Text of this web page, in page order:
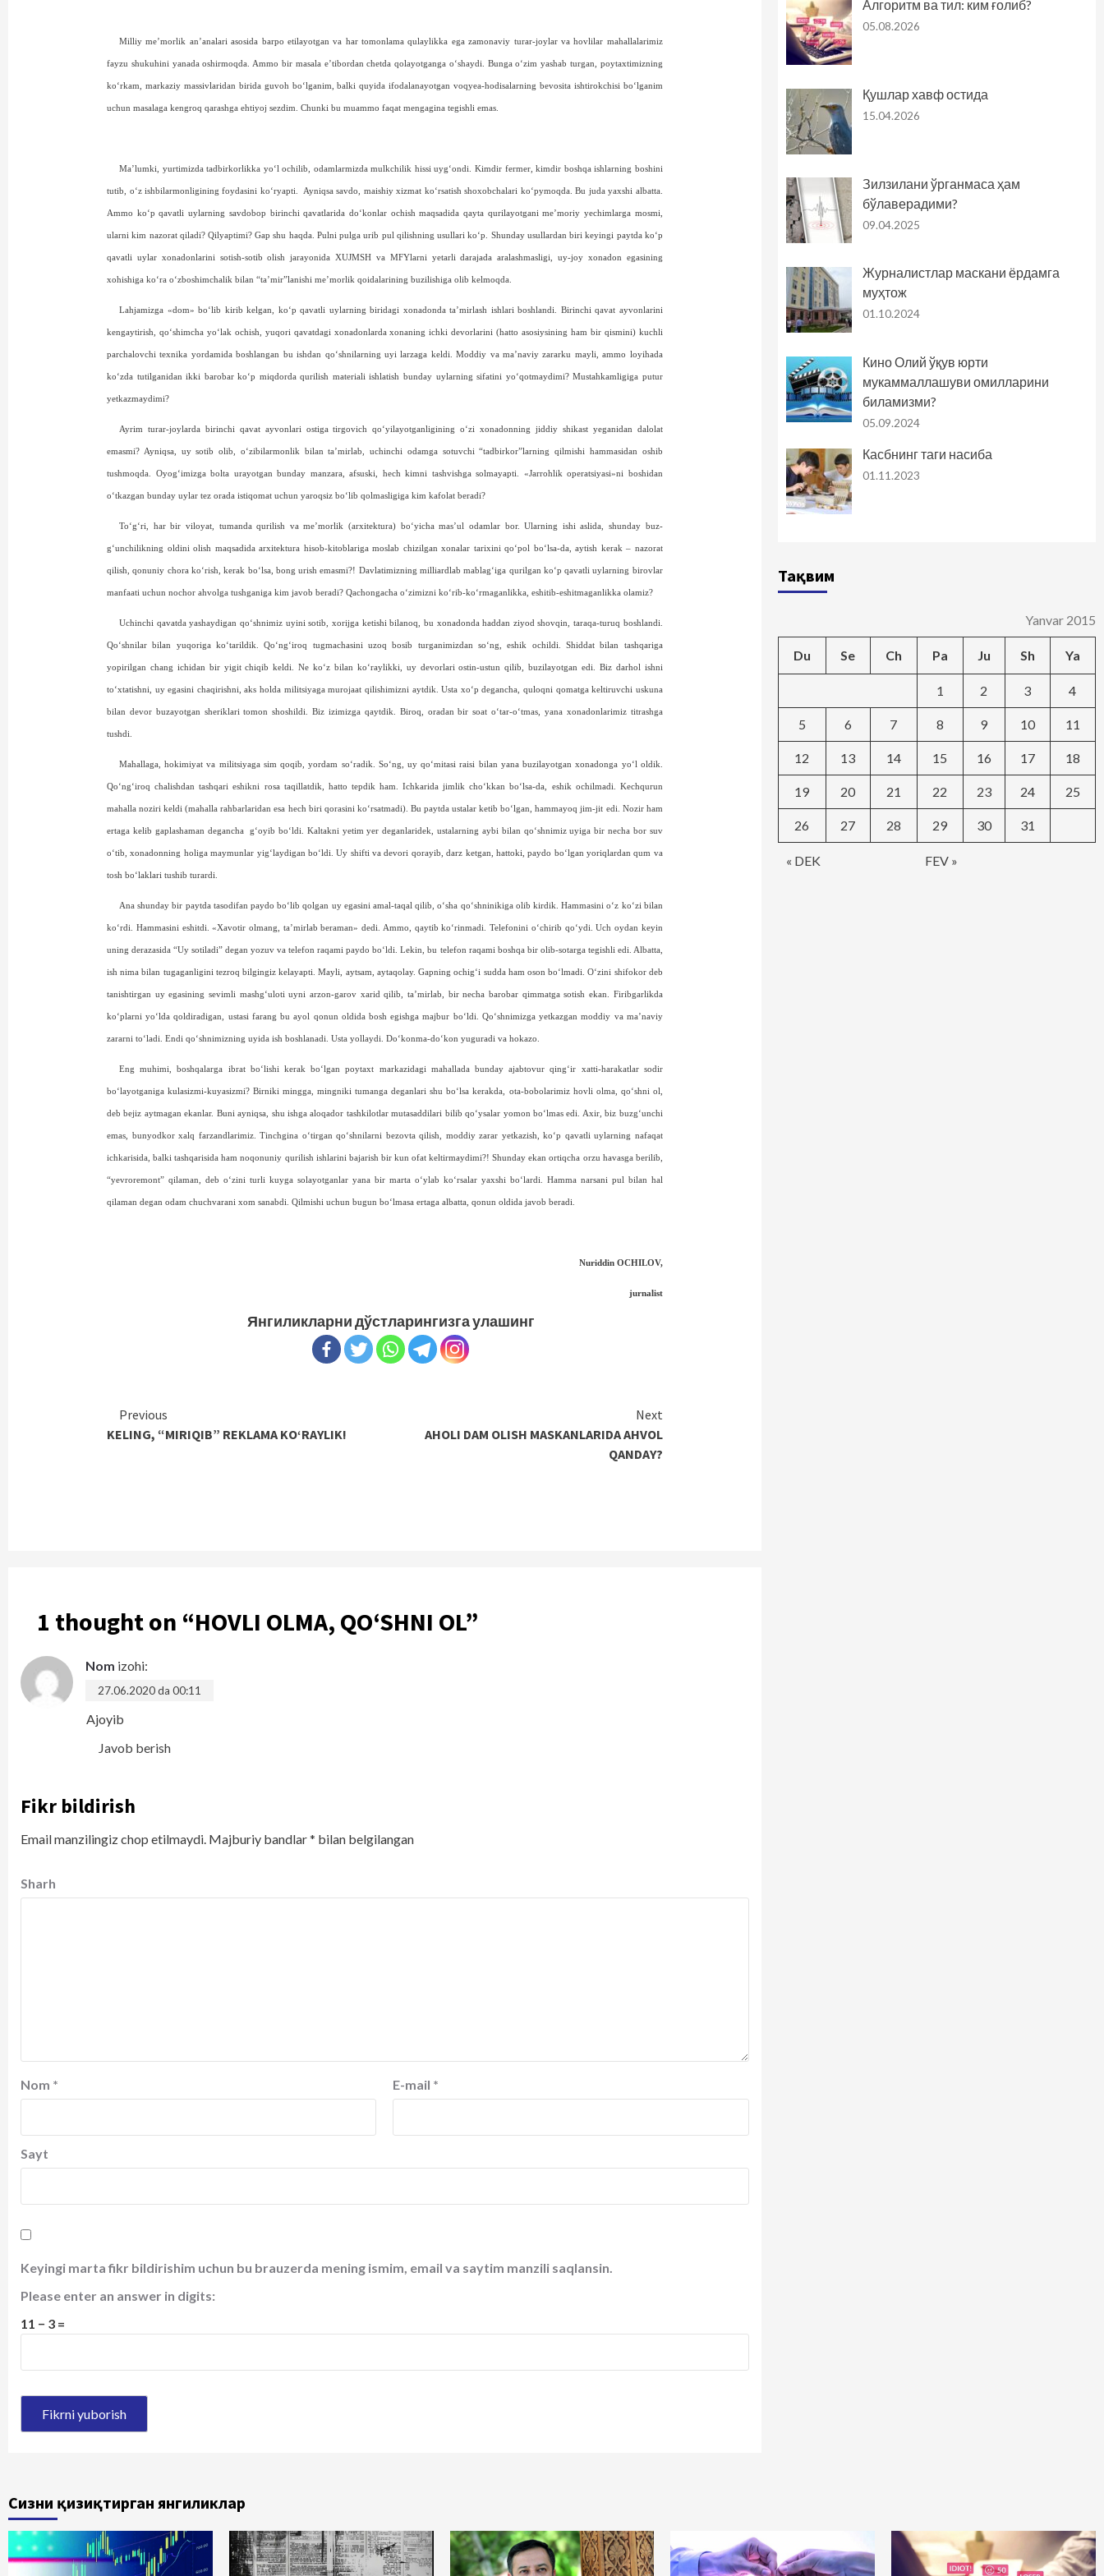
Milliy me’morlik an’analari asosida barpo etilayotgan va har tomonlama qulaylikka ega zamonaviy turar-joylar va hovlilar mahallalarimiz
fayzu shukuhini yanada oshirmoqda. Ammo bir masala e’tibordan chetda qolayotganga o‘shaydi. Bunga o‘zim yashab turgan, poytaxtimizning
ko‘rkam, markaziy massivlaridan birida guvoh bo‘lganim, balki quyida ifodalanayotgan voqyea-hodisalarning bevosita ishtirokchisi bo‘lganim
uchun masalaga keng­roq qarashga ehtiyoj sezdim. Chunki bu muammo faqat mengagina tegishli emas.
Ma’lumki, yurtimizda tadbirkorlikka yo‘l ochilib, odamlarmizda mulkchilik hissi uyg‘ondi. Kimdir fermer, kimdir boshqa ishlarning boshini
tutib, o‘z ishbilarmonligining foydasini ko‘ryapti. Ayniqsa savdo, maishiy xizmat ko‘rsatish shoxobchalari ko‘pymoqda. Bu juda yaxshi albatta.
Ammo ko‘p qavatli uylarning savdobop birinchi qavatlarida do‘konlar ochish maqsadida qayta qurilayotgani me’moriy yechimlarga mosmi,
ularni kim nazorat qiladi? Qilyaptimi? Gap shu haqda. Pulni pulga urib pul qilishning usullari ko‘p. Shunday usullardan biri keyingi paytda ko‘p
qavatli uylar xonadonlarini sotish-sotib olish jarayonida XUJMSH va MFYlarni yetarli darajada aralashmasligi, uy-joy xonadon egasining
xohishiga ko‘ra o‘zboshimchalik bilan “ta’mir”lanishi me’morlik qoidalarining buzilishiga olib kelmoqda.
Lahjamizga «dom» bo‘lib kirib kelgan, ko‘p qavatli uylarning biridagi xonadonda ta’mirlash ishlari boshlandi. Birinchi qavat ayvonlarini
kengaytirish, qo‘shimcha yo‘lak ochish, yuqori qavatdagi xonadonlarda xonaning ichki devorlarini (hatto asosiysining ham bir qismini) kuchli
parchalovchi texnika yordamida boshlangan bu ishdan qo‘shnilarning uyi larzaga keldi. Moddiy va ma’naviy zararku mayli, ammo loyihada
ko‘zda tutilganidan ikki barobar ko‘p miqdorda qurilish materiali ishlatish bunday uylarning sifatini yo‘qotmaydimi? Mustahkamligiga putur
yetkazmaydimi?
Ayrim turar-joylarda birinchi qavat ayvonlari ostiga tirgovich qo‘yilayotganligining o‘zi xonadonning jiddiy shikast yeganidan dalolat
emasmi? Ayniqsa, uy sotib olib, o‘zibilarmonlik bilan ta’mirlab, uchinchi odamga sotuvchi “tadbirkor”larning qilmishi hammasidan oshib
tushmoqda. Oyog‘imizga bolta urayotgan bunday manzara, afsuski, hech kimni tashvishga solmayapti. «Jarrohlik operatsiyasi»ni boshidan
o‘tkazgan bunday uylar tez orada istiqomat uchun yaroqsiz bo‘lib qolmasligiga kim kafolat beradi?
To‘g‘ri, har bir viloyat, tumanda qurilish va me’morlik (arxitektura) bo‘yicha mas’ul odamlar bor. Ularning ishi aslida, shunday buz­
g‘unchilikning oldini olish maqsadida arxitektura hisob-kitoblariga moslab chizilgan xonalar tarixini qo‘pol bo‘lsa-da, aytish kerak – nazorat
qilish, qonuniy chora ko‘rish, kerak bo‘lsa, bong urish emasmi?! Davlatimizning milliardlab mablag‘iga qurilgan ko‘p qavatli uylarning birovlar
manfaati uchun nochor ahvolga tushganiga kim javob beradi? Qachongacha o‘zimizni ko‘rib-ko‘rmaganlikka, eshitib-eshitmaganlikka olamiz?
Uchinchi qavatda yashaydigan qo‘sh­nimiz uyini sotib, xorijga ketishi bilanoq, bu xonadonda haddan ziyod shovqin, taraqa-turuq boshlandi.
Qo‘shnilar bilan yuqoriga ko‘tarildik. Qo‘ng‘iroq tugmachasini uzoq bosib turganimizdan so‘ng, eshik ochildi. Shiddat bilan tash­qariga
yopirilgan chang ichidan bir yigit chiqib keldi. Ne ko‘z bilan ko‘raylikki, uy devorlari ostin-ustun qilib, buzilayotgan edi. Biz dar­hol ishni
to‘xtatishni, uy egasini chaqirishni, aks holda militsiyaga murojaat qilishimizni aytdik. Usta xo‘p degancha, quloqni qomatga keltiruvchi uskuna
bilan devor buzayotgan sheriklari tomon shoshildi. Biz izimizga qayt­dik. Biroq, oradan bir soat o‘tar-o‘tmas, yana xonadonlarimiz titrashga
tushdi.
Mahallaga, hokimiyat va militsiya­ga sim qoqib, yordam so‘radik. So‘ng, uy qo‘mitasi raisi bilan yana buzilayotgan xonadonga yo‘l oldik.
Qo‘ng‘iroq chalishdan tashqari eshikni rosa taqillatdik, hatto tepdik ham. Ichkarida jimlik cho‘kkan bo‘lsa-da, eshik ochilmadi. Kechqurun
mahalla noziri keldi (mahalla rahbarlaridan esa hech biri qorasini ko‘rsatmadi). Bu paytda ustalar ketib bo‘lgan, hammayoq jim-jit edi. Nozir ham
ertaga kelib gaplashaman degancha g‘oyib bo‘ldi. Kaltakni yetim yer deganlaridek, ustalarning aybi bilan qo‘shnimiz uyi­ga bir necha bor suv
o‘tib, xonadonning holiga maymunlar yig‘laydigan bo‘ldi. Uy shifti va devori qorayib, darz ketgan, hattoki, paydo bo‘lgan yoriqlardan qum va
tosh bo‘laklari tushib turardi.
Ana shunday bir paytda tasodifan paydo bo‘lib qolgan uy egasini amal-taqal qilib, o‘sha qo‘shninikiga olib kirdik. Hammasini o‘z ko‘zi bilan
ko‘rdi. Hammasini eshitdi. «Xavotir olmang, ta’mirlab beraman» dedi. Ammo, qaytib ko‘rinmadi. Telefonini o‘chirib qo‘ydi. Uch oydan keyin
uning derazasida “Uy sotiladi” degan yozuv va telefon raqami paydo bo‘ldi. Lekin, bu telefon raqami boshqa bir olib-sotarga tegishli edi. Albatta,
ish nima bilan tugaganligini tezroq bilgingiz kelayapti. Mayli, aytsam, aytaqolay. Gapning ochig‘i sudda ham oson bo‘lmadi. O‘zini shifokor deb
tanishtirgan uy egasining sevimli mashg‘uloti uyni arzon-garov xarid qilib, ta’mirlab, bir necha barobar qimmatga sotish ekan. Firibgarlikda
ko‘plarni yo‘lda qoldiradigan, ustasi farang bu ayol qonun oldida bosh egishga majbur bo‘ldi. Qo‘shnimizga yetkazgan moddiy va ma’naviy
zararni to‘ladi. Endi qo‘shnimizning uyida ish boshlanadi. Usta yollaydi. Do‘konma-do‘kon yuguradi va hokazo.
Eng muhimi, boshqalarga ibrat bo‘lishi kerak bo‘lgan poytaxt markazidagi mahallada bunday ajabtovur qing‘ir xatti-harakatlar sodir
bo‘layotganiga kulasizmi-kuyasizmi? Birniki mingga, mingniki tumanga deganlari shu bo‘lsa kerakda, ota-bobolarimiz hovli olma, qo‘shni ol,
deb bejiz aytmagan ekanlar. Buni ayniqsa, shu ishga aloqador tashkilotlar mutasaddilari bilib qo‘ysalar yomon bo‘lmas edi. Axir, biz buz­g‘unchi
emas, bun­yo­d­­kor xalq farzandlarimiz. Tinch­gina o‘tirgan qo‘shnilarni bezovta qilish, moddiy zarar yetkazish, ko‘p qavatli uylarning nafaqat
ichkarisida, balki tashqarisida ham noqonuniy qurilish ishlarini bajarish bir kun ofat keltirmaydimi?! Shunday ekan ortiqcha orzu havasga berilib,
“yevroremont” qilaman, deb o‘zini turli kuyga solayotganlar yana bir marta o‘ylab ko‘rsalar yaxshi bo‘lardi. Hamma narsani pul bilan hal
qilaman degan odam chuchvarani xom sanabdi. Qilmishi uchun bugun bo‘lmasa ertaga albatta, qonun oldida javob beradi.
Nuriddin OCHILOV,
jurnalist
Янгиликларни дўстларингизга улашинг
Continue
Reading
Previous
KELING, “MIRIQIB” REKLAMA KO‘RAYLIK!
Next
AHOLI DAM OLISH MASKANLARIDA AHVOL
QANDAY?
1 thought on “HOVLI OLMA, QO‘SHNI OL”
Nom izohi:
27.06.2020 da 00:11
Ajoyib
Javob berish
Fikr bildirish
Email manzilingiz chop etilmaydi. Majburiy bandlar* bilan belgilangan
Sharh
Nom * E-mail *
Sayt
Keyingi marta fikr bildirishim uchun bu brauzerda mening ismim, email va saytim manzili saqlansin.
Please enter an answer in digits:
11 − 3 =
Алгоритм ва тил: ким ғолиб?
05.08.2026
Қушлар хавф остида
15.04.2026
Зилзилани ўрганмаса ҳам
бўлаверадими?
09.04.2025
Журналистлар маскани ёрдамга
муҳтож
01.10.2024
Кино Олий ўқув юрти
мукаммаллашуви омилларини
биламизми?
05.09.2024
Касбнинг таги насиба
01.11.2023
Тақвим
Yanvar 2015
Du Se Ch Pa Ju Sh Ya
« DEK FEV »
1 2 3 4
5 6 7 8 9 10 11
12 13 14 15 16 17 18
19 20 21 22 23 24 25
26 27 28 29 30 31
Сизни қизиқтирган янгиликлар